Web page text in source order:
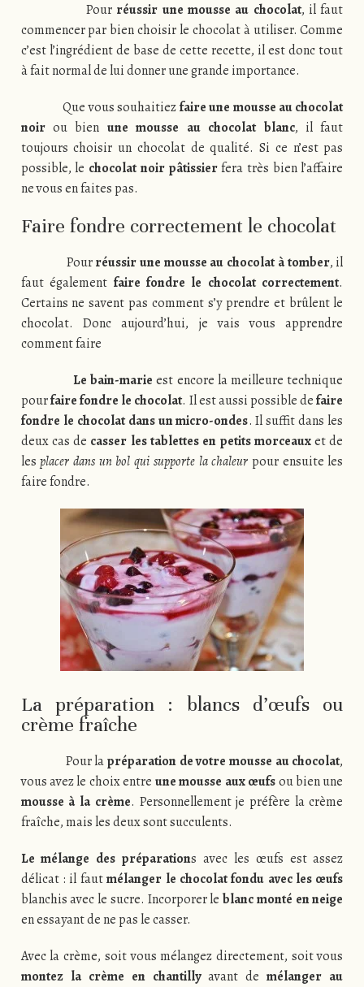
Pour réussir une mousse au chocolat, il faut
commencer par bien choisir le chocolat à utiliser. Comme
c’est l’ingrédient de base de cette recette, il est donc tout
à fait normal de lui donner une grande importance.
Que vous souhaitiezfaire une mousse au chocolat
noirou bien une mousse au chocolat blanc, il faut
toujours choisir un chocolat de qualité. Si ce n’est pas
possible, le chocolat noir pâtissierfera très bien l’affaire
ne vous en faites pas.
Faire fondre correctement le chocolat
Pourréussir une mousse au chocolat à tomber, il
faut également faire fondre le chocolat correctement.
Certains ne savent pas comment s’y prendre et brûlent le
chocolat. Donc aujourd’hui, je vais vous apprendre
comment faire
Le bain-marie est encore la meilleure technique
pourfaire fondre le chocolat. Il est aussi possible defaire
fondre le chocolat dans un micro-ondes. Il suffit dans les
deux cas de casser les tablettes en petits morceauxet de
lesplacer dans un bol qui supporte la chaleur pour ensuite les
faire fondre.
La préparation : blancs d’œufs ou
crème fraîche
Pour lapréparation de votre mousse au chocolat,
vous avez le choix entre une mousse aux œufsou bien une
mousse à la crème. Personnellement je préfère la crème
fraîche, mais les deux sont succulents.
Le mélange des préparations avec les œufs est assez
délicat : il fautmélanger le chocolat fondu avec les œufs
blanchis avec le sucre. Incorporer leblanc monté en neige
en essayant de ne pas le casser.
Avec la crème, soit vous mélangez directement, soit vous
montez la crème en chantillyavant demélanger au